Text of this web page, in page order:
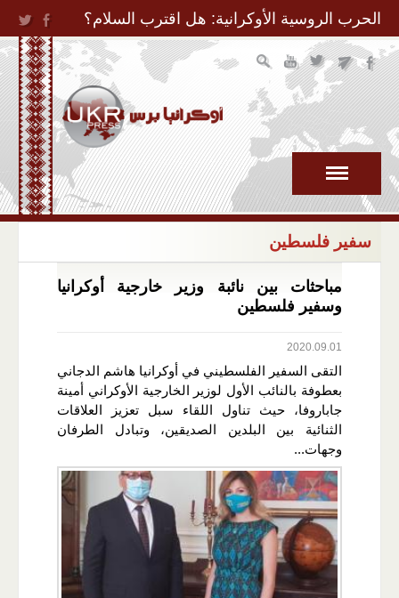
Jump to Navigation
الحرب الروسية الأوكرانية: هل اقترب السلام؟
سفير فلسطين
مباحثات بين نائبة وزير خارجية أوكرانيا
وسفير فلسطين
2020.09.01
التقى السفير الفلسطيني في أوكرانيا هاشم الدجاني
بعطوفة بالنائب الأول لوزير الخارجية الأوكراني أمينة
جاباروفا، حيث تناول اللقاء سبل تعزيز العلاقات
الثنائية بين البلدين الصديقين، وتبادل الطرفان
وجهات...